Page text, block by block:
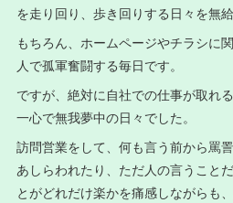
を走り回り、歩き回りする日々を無
もちろん、ホームページやチラシに
人で孤軍奮闘する毎日です。
ですが、絶対に自社での仕事が取れ
一心で無我夢中の日々でした。
訪問営業をして、何も言う前から罵
あしらわれたり、ただ人の言うこと
とがどれだけ楽かを痛感しながらも